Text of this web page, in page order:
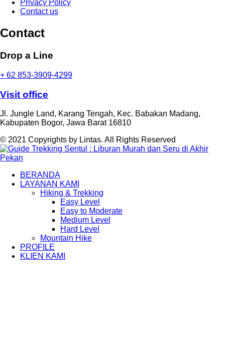
Privacy Policy
Contact us
Contact
Drop a Line
+ 62 853-3909-4299
Visit office
Jl. Jungle Land, Karang Tengah, Kec. Babakan Madang,
Kabupaten Bogor, Jawa Barat 16810
© 2021 Copyrights by Lintas. All Rights Reserved
BERANDA
LAYANAN KAMI
Hiking & Trekking
Easy Level
Easy to Moderate
Medium Level
Hard Level
Mountain Hike
PROFILE
KLIEN KAMI